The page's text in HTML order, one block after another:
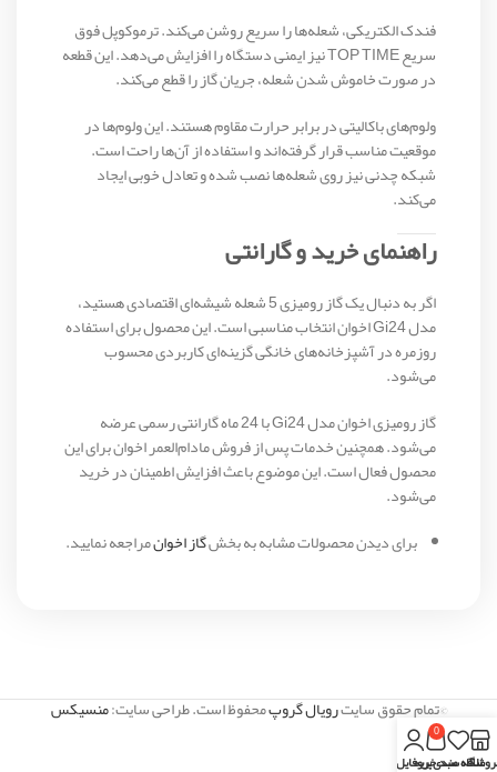
فندک الکتریکی، شعله‌ها را سریع روشن می‌کند. ترموکوپل فوق
سریع TOP TIME نیز ایمنی دستگاه را افزایش می‌دهد. این قطعه
در صورت خاموش شدن شعله، جریان گاز را قطع می‌کند.
ولوم‌های باکالیتی در برابر حرارت مقاوم هستند. این ولوم‌ها در
موقعیت مناسب قرار گرفته‌اند و استفاده از آن‌ها راحت است.
شبکه چدنی نیز روی شعله‌ها نصب شده و تعادل خوبی ایجاد
می‌کند.
راهنمای خرید و گارانتی
اگر به دنبال یک گاز رومیزی 5 شعله شیشه‌ای اقتصادی هستید،
مدل Gi24 اخوان انتخاب مناسبی است. این محصول برای استفاده
روزمره در آشپزخانه‌های خانگی گزینه‌ای کاربردی محسوب
می‌شود.
گاز رومیزی اخوان مدل Gi24 با 24 ماه گارانتی رسمی عرضه
می‌شود. همچنین خدمات پس از فروش مادام‌العمر اخوان برای این
محصول فعال است. این موضوع باعث افزایش اطمینان در خرید
می‌شود.
برای دیدن محصولات مشابه به بخشگاز اخوانمراجعه نمایید.
©تمام حقوق سایترویال گروپمحفوظ است. طراحی سایت:منسیکس
علاقه مندی
0
سبد خریدپروفایل